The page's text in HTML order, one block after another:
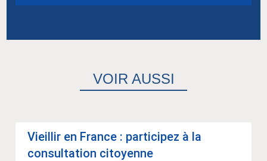
VOIR AUSSI
Vieillir en France : par­ti­ci­pez à la
consul­ta­tion citoyenne